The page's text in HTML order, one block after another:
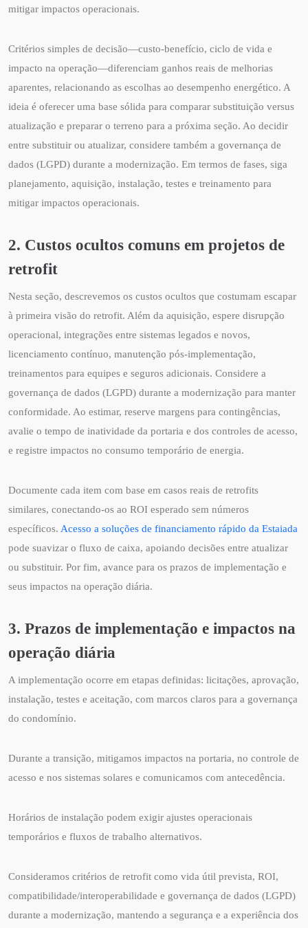
mitigar impactos operacionais.
Critérios simples de decisão—custo-benefício, ciclo de vida e
impacto na operação—diferenciam ganhos reais de melhorias
aparentes, relacionando as escolhas ao desempenho energético. A
ideia é oferecer uma base sólida para comparar substituição versus
atualização e preparar o terreno para a próxima seção. Ao decidir
entre substituir ou atualizar, considere também a governança de
dados (LGPD) durante a modernização. Em termos de fases, siga
planejamento, aquisição, instalação, testes e treinamento para
mitigar impactos operacionais.
2. Custos ocultos comuns em projetos de
retrofit
Nesta seção, descrevemos os custos ocultos que costumam escapar
à primeira visão do retrofit. Além da aquisição, espere disrupção
operacional, integrações entre sistemas legados e novos,
licenciamento contínuo, manutenção pós‑implementação,
treinamentos para equipes e seguros adicionais. Considere a
governança de dados (LGPD) durante a modernização para manter
conformidade. Ao estimar, reserve margens para contingências,
avalie o tempo de inatividade da portaria e dos controles de acesso,
e registre impactos no consumo temporário de energia.
Documente cada item com base em casos reais de retrofits
similares, conectando‑os ao ROI esperado sem números
específicos. Acesso a soluções de financiamento rápido da Estaiada
pode suavizar o fluxo de caixa, apoiando decisões entre atualizar
ou substituir. Por fim, avance para os prazos de implementação e
seus impactos na operação diária.
3. Prazos de implementação e impactos na
operação diária
A implementação ocorre em etapas definidas: licitações, aprovação,
instalação, testes e aceitação, com marcos claros para a governança
do condomínio.
Durante a transição, mitigamos impactos na portaria, no controle de
acesso e nos sistemas solares e comunicamos com antecedência.
Horários de instalação podem exigir ajustes operacionais
temporários e fluxos de trabalho alternativos.
Consideramos critérios de retrofit como vida útil prevista, ROI,
compatibilidade/interoperabilidade e governança de dados (LGPD)
durante a modernização, mantendo a segurança e a experiência dos